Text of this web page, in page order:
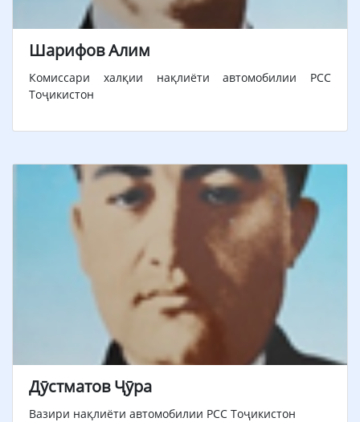
Шарифов Алим
Комиссари халқии нақлиёти автомобилии РСС
Тоҷикистон
Дӯстматов Ҷӯра
Вазири нақлиёти автомобилии РСС Тоҷикистон